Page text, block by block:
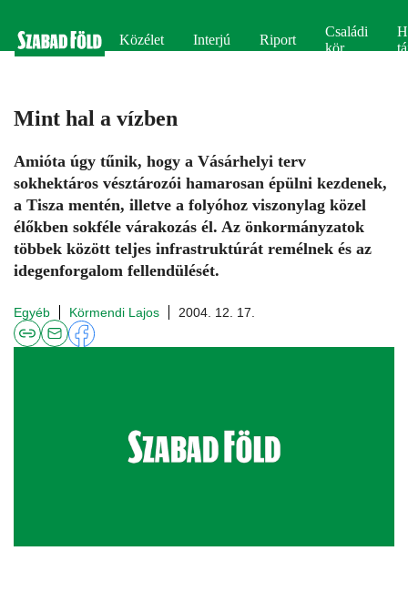
Közélet Interjú Riport
Családi
kör
Mint hal a vízben
Amióta úgy tűnik, hogy a Vásárhelyi terv
sokhektáros vésztározói hamarosan épülni kezdenek,
a Tisza mentén, illetve a folyóhoz viszonylag közel
élőkben sokféle várakozás él. Az önkormányzatok
többek között teljes infrastruktúrát remélnek és az
idegenforgalom fellendülését.
Egyéb Körmendi Lajos 2004. 12. 17.